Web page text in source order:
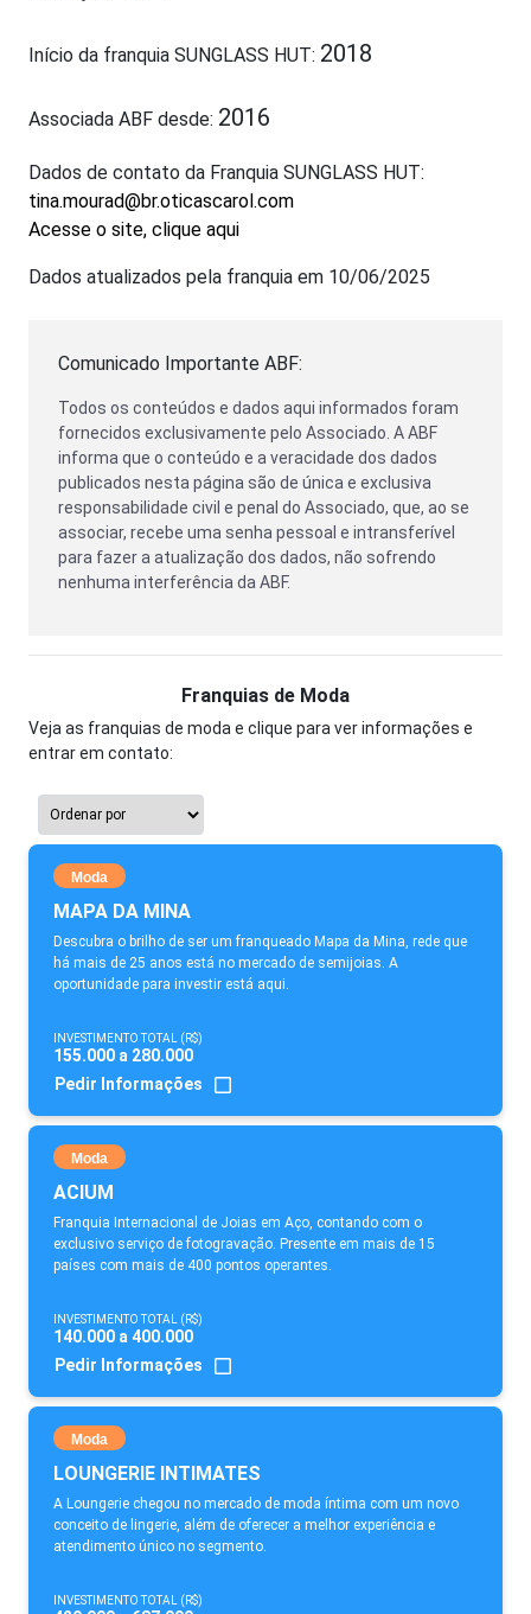
Início da franquia SUNGLASS HUT: 2018
Associada ABF desde: 2016
Dados de contato da Franquia SUNGLASS HUT:
tina.mourad@br.oticascarol.com
Acesse o site, clique aqui
Dados atualizados pela franquia em 10/06/2025
Comunicado Importante ABF:
Todos os conteúdos e dados aqui informados foram
fornecidos exclusivamente pelo Associado. A ABF
informa que o conteúdo e a veracidade dos dados
publicados nesta página são de única e exclusiva
responsabilidade civil e penal do Associado, que, ao se
associar, recebe uma senha pessoal e intransferível
para fazer a atualização dos dados, não sofrendo
nenhuma interferência da ABF.
Franquias de Moda
Veja as franquias de moda e clique para ver informações e
entrar em contato:
Moda
MAPA DA MINA
Descubra o brilho de ser um franqueado Mapa da Mina, rede que
há mais de 25 anos está no mercado de semijoias. A
oportunidade para investir está aqui.
INVESTIMENTO TOTAL (R$)
155.000 a 280.000
Pedir Informações
Moda
ACIUM
Franquia Internacional de Joias em Aço, contando com o
exclusivo serviço de fotogravação. Presente em mais de 15
países com mais de 400 pontos operantes.
INVESTIMENTO TOTAL (R$)
140.000 a 400.000
Pedir Informações
Moda
LOUNGERIE INTIMATES
A Loungerie chegou no mercado de moda íntima com um novo
conceito de lingerie, além de oferecer a melhor experiência e
atendimento único no segmento.
INVESTIMENTO TOTAL (R$)